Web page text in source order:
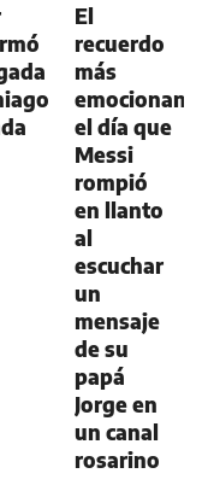
El
recuerdo
más
el día que
Messi
rompió
en llanto
al
escuchar
un
mensaje
de su
papá
Jorge en
un canal
rosarino